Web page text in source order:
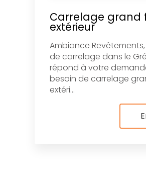
Carrelage grand
extérieur
Ambiance
de carrelage dans le
répond à votre
besoin de carrelage
extéri...